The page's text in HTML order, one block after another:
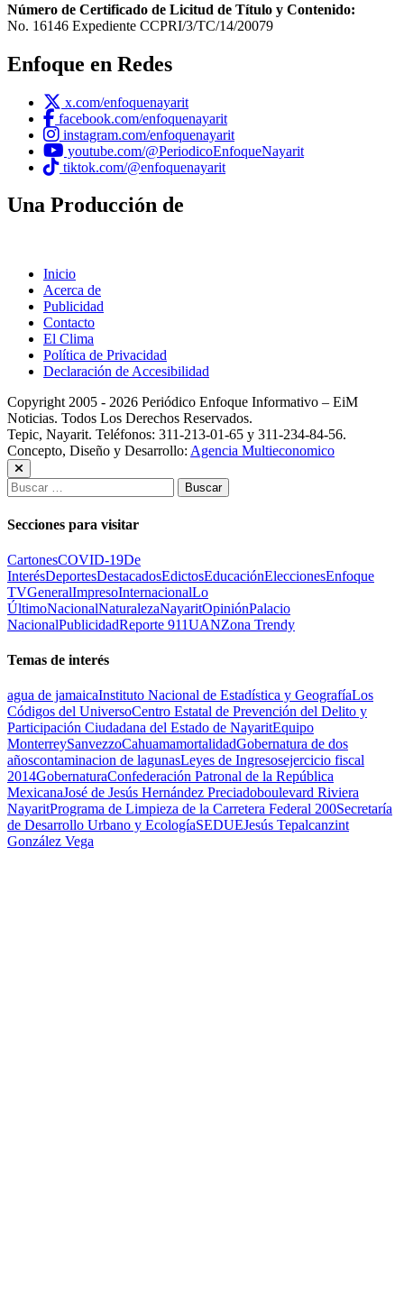
Número de Certificado de Licitud de Título y Contenido:
No. 16146 Expediente CCPRI/3/TC/14/20079
Enfoque en Redes
x.com/enfoquenayarit
facebook.com/enfoquenayarit
instagram.com/enfoquenayarit
youtube.com/@PeriodicoEnfoqueNayarit
tiktok.com/@enfoquenayarit
Una Producción de
Inicio
Acerca de
Publicidad
Contacto
El Clima
Política de Privacidad
Declaración de Accesibilidad
Copyright 2005 - 2026 Periódico Enfoque Informativo – EiM
Noticias. Todos Los Derechos Reservados.
Tepic, Nayarit. Teléfonos: 311-213-01-65 y 311-234-84-56.
Concepto, Diseño y Desarrollo: Agencia Multieconomico
Buscar:
Secciones para visitar
CartonesCOVID-19De
InterésDeportesDestacadosEdictosEducaciónEleccionesEnfoque
TVGeneralImpresoInternacionalLo
ÚltimoNacionalNaturalezaNayaritOpiniónPalacio
NacionalPublicidadReporte 911UANZona Trendy
Temas de interés
agua de jamaicaInstituto Nacional de Estadística y GeografíaLos
Códigos del UniversoCentro Estatal de Prevención del Delito y
Participación Ciudadana del Estado de NayaritEquipo
MonterreySanvezzoCahuamamortalidadGobernatura de dos
añoscontaminacion de lagunasLeyes de Ingresosejercicio fiscal
2014GobernaturaConfederación Patronal de la República
MexicanaJosé de Jesús Hernández Preciadoboulevard Riviera
NayaritPrograma de Limpieza de la Carretera Federal 200Secretaría
de Desarrollo Urbano y EcologíaSEDUEJesús Tepalcanzint
González Vega